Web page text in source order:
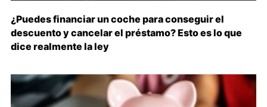
¿Puedes financiar un coche para conseguir el
descuento y cancelar el préstamo? Esto es lo que
dice realmente la ley